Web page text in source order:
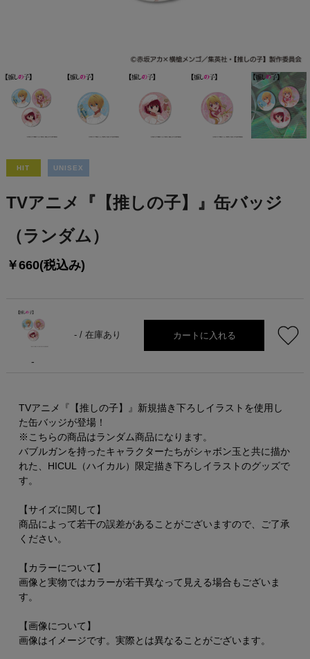
HIT UNISEX
TVアニメ『【推しの子】』缶バッジ
（ランダム）
￥660(税込み)
-
- /在庫あり カートに入れる
TVアニメ『【推しの子】』新規描き下ろしイラストを使用し
た缶バッジが登場！
※こちらの商品はランダム商品になります。
バブルガンを持ったキャラクターたちがシャボン玉と共に描か
れた、HICUL（ハイカル）限定描き下ろしイラストのグッズで
す。
【サイズに関して】
商品によって若干の誤差があることがございますので、ご了承
ください。
【カラーについて】
画像と実物ではカラーが若干異なって見える場合もございま
す。
【画像について】
画像はイメージです。実際とは異なることがございます。